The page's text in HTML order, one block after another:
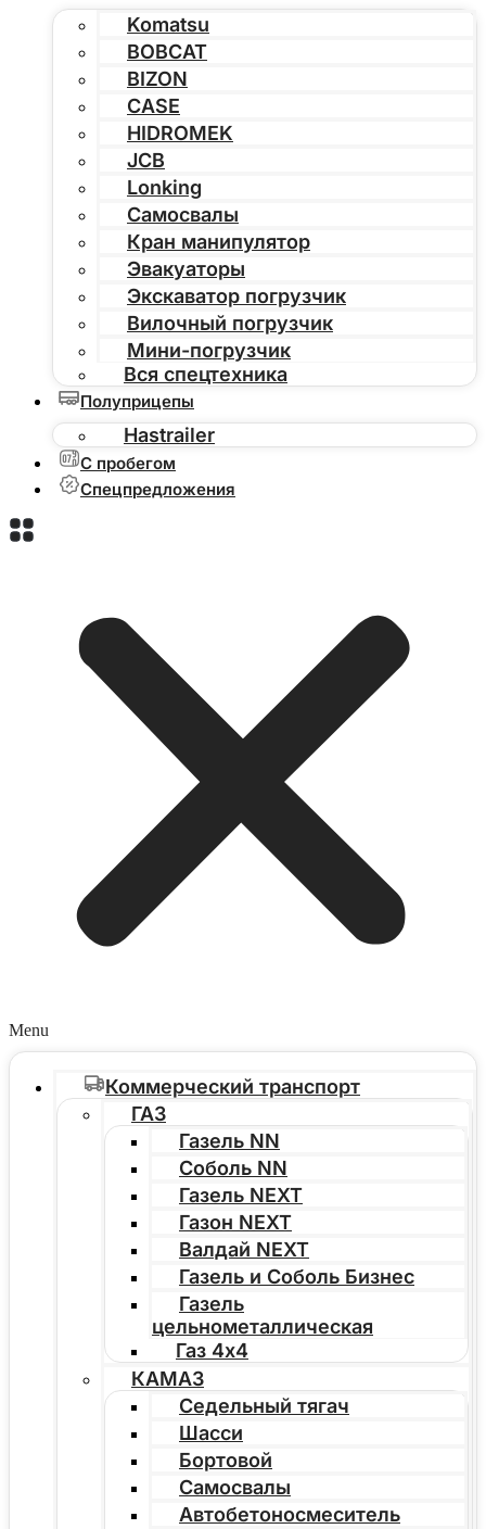
Komatsu
BOBCAT
BIZON
CASE
HIDROMEK
JCB
Lonking
Самосвалы
Кран манипулятор
Эвакуаторы
Экскаватор погрузчик
Вилочный погрузчик
Мини-погрузчик
Вся спецтехника
Полуприцепы
Hastrailer
С пробегом
Спецпредложения
Menu
Коммерческий транспорт
ГАЗ
Газель NN
Соболь NN
Газель NEXT
Газон NEXT
Валдай NEXT
Газель и Соболь Бизнес
Газель
цельнометаллическая
Газ 4х4
КАМАЗ
Седельный тягач
Шасси
Бортовой
Самосвалы
Автобетоносмеситель